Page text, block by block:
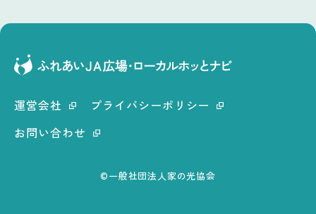
運営会社
プライバシーポリシー
お問い合わせ
©一般社団法人家の光協会